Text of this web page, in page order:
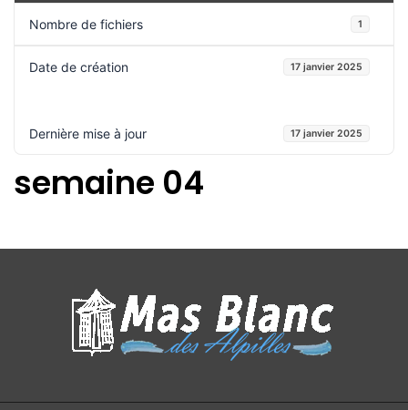
Nombre de fichiers 1
Date de création 17 janvier 2025
Dernière mise à jour 17 janvier 2025
semaine 04